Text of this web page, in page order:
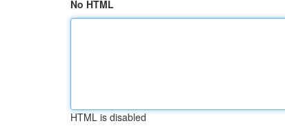
No HTML
HTML is disabled